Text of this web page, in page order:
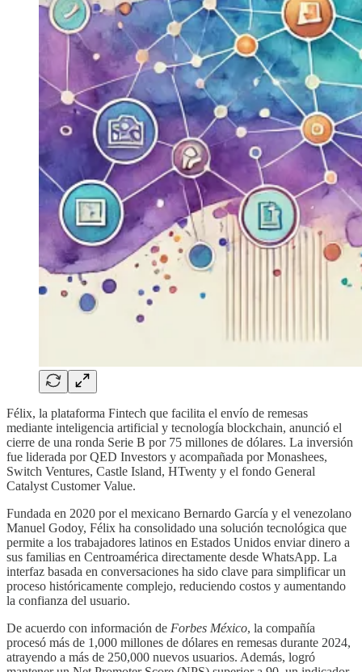
Félix, la plataforma Fintech que facilita el envío de remesas
mediante inteligencia artificial y tecnología blockchain, anunció el
cierre de una ronda Serie B por 75 millones de dólares. La inversión
fue liderada por QED Investors y acompañada por Monashees,
Switch Ventures, Castle Island, HTwenty y el fondo General
Catalyst Customer Value.
Fundada en 2020 por el mexicano Bernardo García y el venezolano
Manuel Godoy, Félix ha consolidado una solución tecnológica que
permite a los trabajadores latinos en Estados Unidos enviar dinero a
sus familias en Centroamérica directamente desde WhatsApp. La
interfaz basada en conversaciones ha sido clave para simplificar un
proceso históricamente complejo, reduciendo costos y aumentando
la confianza del usuario.
De acuerdo con información de Forbes México, la compañía
procesó más de 1,000 millones de dólares en remesas durante 2024,
atrayendo a más de 250,000 nuevos usuarios. Además, logró